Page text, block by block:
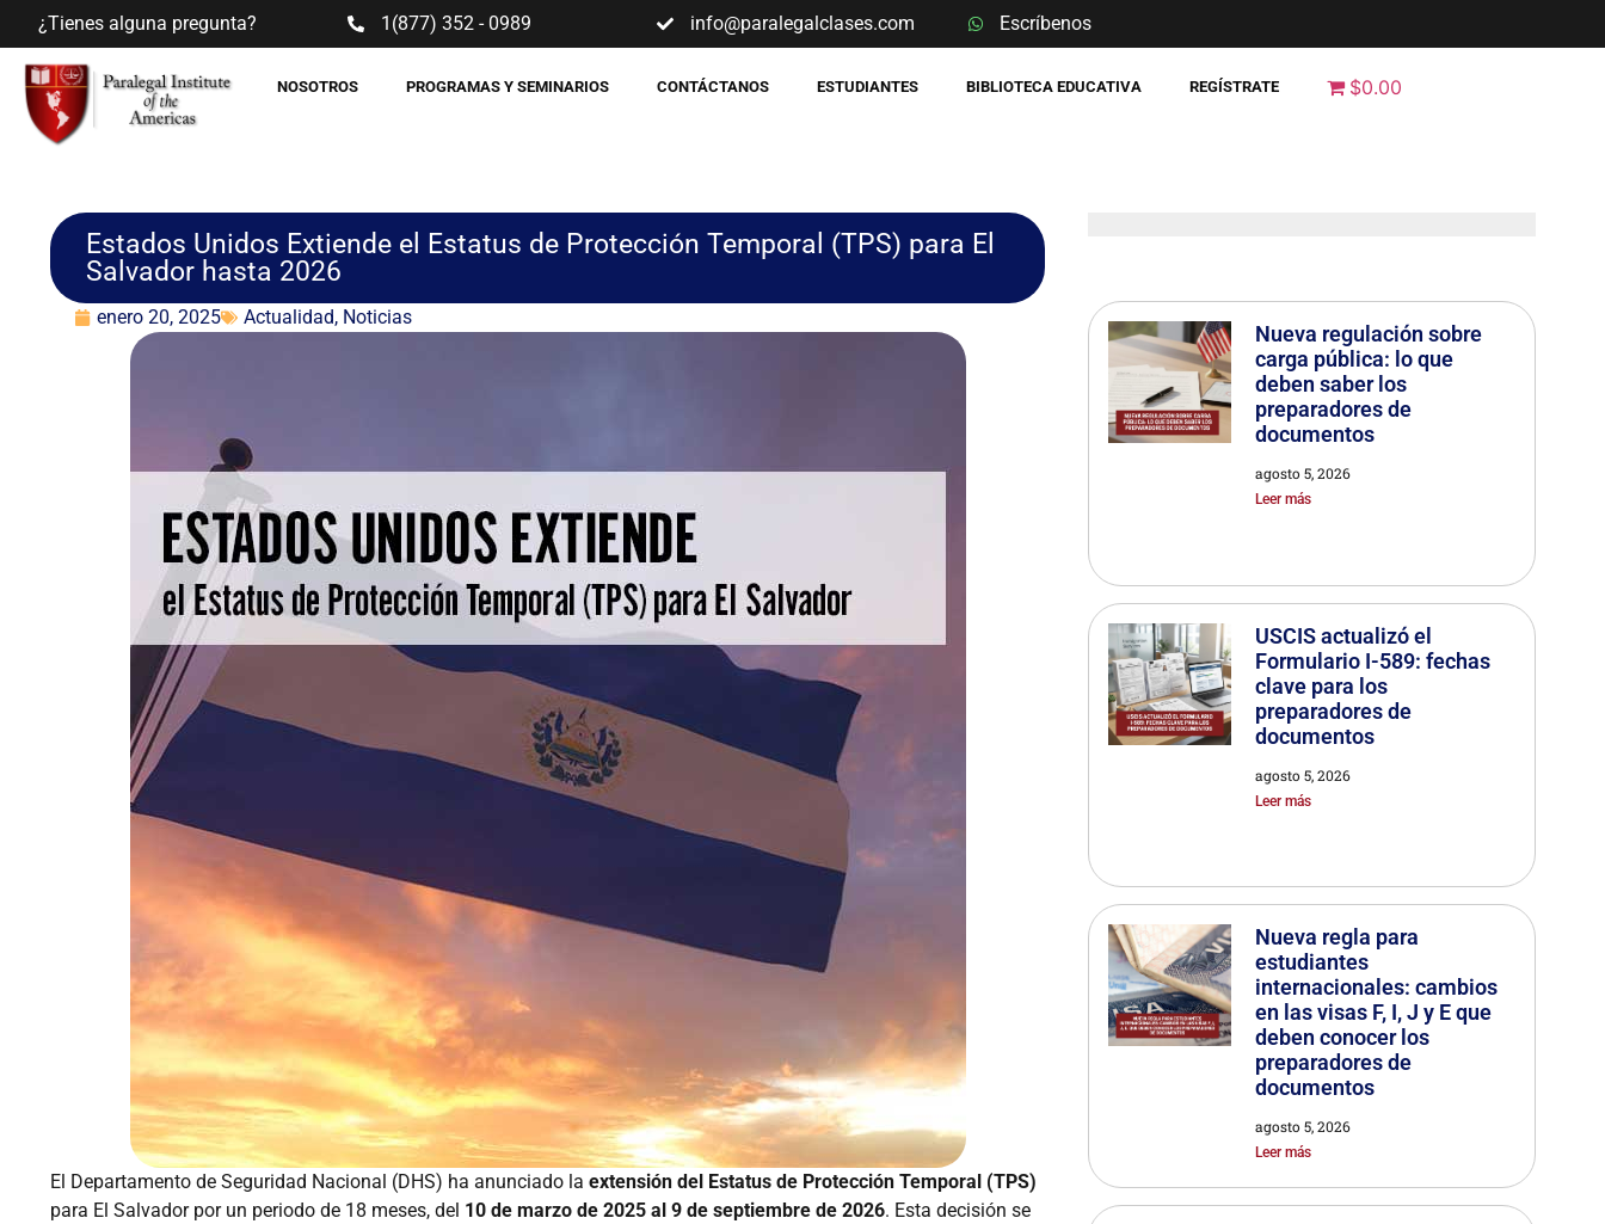
¿Tienes alguna pregunta? 1(877) 352 - 0989 info@paralegalclases.com Escríbenos
NOSOTROS PROGRAMAS Y SEMINARIOS CONTÁCTANOS ESTUDIANTES BIBLIOTECA EDUCATIVA REGÍSTRATE $0.00
Estados Unidos Extiende el Estatus de Protección Temporal (TPS) para El
Salvador hasta 2026
enero 20, 2025 Actualidad, Noticias
El Departamento de Seguridad Nacional (DHS) ha anunciado la extensión del Estatus de Protección Temporal (TPS)
para El Salvador por un periodo de 18 meses, del 10 de marzo de 2025 al 9 de septiembre de 2026. Esta decisión se
Nueva regulación sobre
carga pública: lo que
deben saber los
preparadores de
documentos
agosto 5, 2026
Leer más
USCIS actualizó el
Formulario I-589: fechas
clave para los
preparadores de
documentos
agosto 5, 2026
Leer más
Nueva regla para
estudiantes
internacionales: cambios
en las visas F, I, J y E que
deben conocer los
preparadores de
documentos
agosto 5, 2026
Leer más